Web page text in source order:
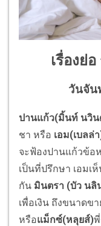
เรื่องย่อ
วันจัน
ปานแก้ว(มิ้นท์ นวิน
ชา หรือ เอม(เบลล่
จะฟ้องปานแก้วข้อ
เป็นที่ปรึกษา เอมเ
กัน มินตรา (บัว นลิ
เพื่อเงิน ถึงขนาดข
หรือแม็กซ์(หลุยส์)